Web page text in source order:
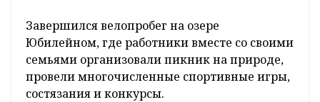
Завершился велопробег на озере
Юбилейном, где работники вместе со своими
семьями организовали пикник на природе,
провели многочисленные спортивные игры,
состязания и конкурсы.